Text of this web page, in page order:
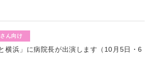
ん向け
横浜」に病院長が出演します（10月5日・6